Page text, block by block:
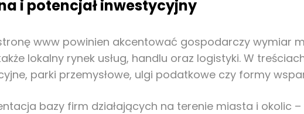
i potencjał inwestycyjny
www powinien akcentować gospodarczy wymiar
lokalny rynek usług, handlu oraz logistyki. W
parki przemysłowe, ulgi podatkowe czy formy
bazy firm działających na terenie miasta i okolic